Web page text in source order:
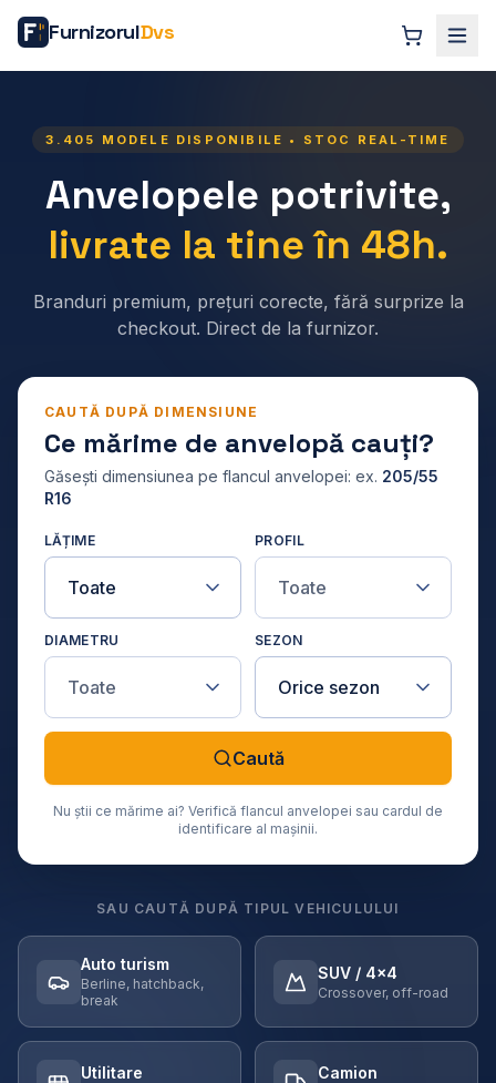
FurnizorulDvs
3.405 MODELE DISPONIBILE • STOC REAL-TIME
Anvelopele potrivite,
livrate la tine în 48h.
Branduri premium, prețuri corecte, fără surprize la
checkout. Direct de la furnizor.
CAUTĂ DUPĂ DIMENSIUNE
Ce mărime de anvelopă cauți?
Găsești dimensiunea pe flancul anvelopei: ex. 205/55
R16
LĂȚIME PROFIL
DIAMETRU SEZON
Caută
Nu știi ce mărime ai? Verifică flancul anvelopei sau cardul de
identificare al mașinii.
SAU CAUTĂ DUPĂ TIPUL VEHICULULUI
Auto turism
Berline, hatchback,
break
SUV / 4×4
Crossover, off-road
Utilitare Camion